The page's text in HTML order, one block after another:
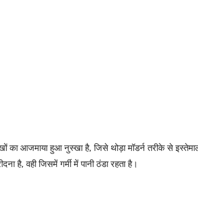
का आजमाया हुआ नुस्खा है, जिसे थोड़ा मॉडर्न तरीके से
है, वही जिसमें गर्मी में पानी ठंडा रहता है।